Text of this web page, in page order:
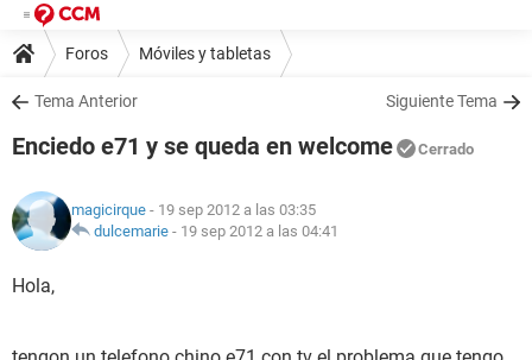
Foros Móviles y tabletas
Tema Anterior Siguiente Tema
Enciedo e71 y se queda en welcome Cerrado
magicirque - 19 sep 2012 a las 03:35
dulcemarie - 19 sep 2012 a las 04:41
Hola,